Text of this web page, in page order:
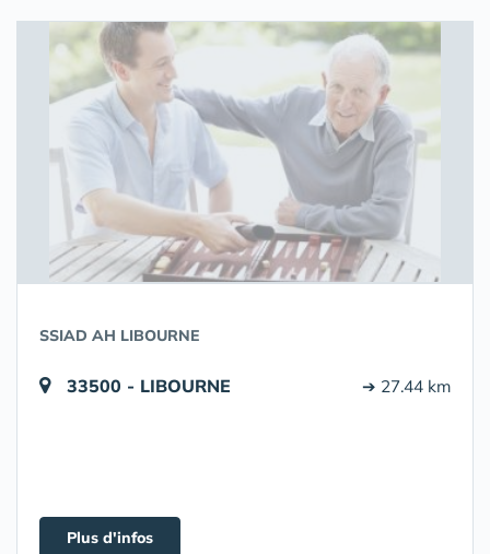
SSIAD AH LIBOURNE
33500 - LIBOURNE ➔ 27.44 km
Plus d'infos